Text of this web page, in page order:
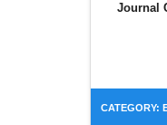
Journal
CATEGORY: